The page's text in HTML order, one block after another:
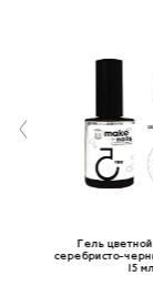
Гель
серебристо-
15 мл